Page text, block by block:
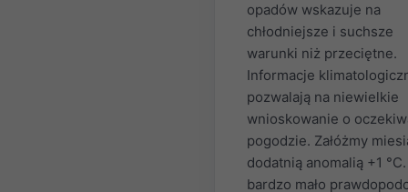
opadów wskazuje na
chłodniejsze i suchsze
warunki niż przeciętne.
Informacje
pozwalają na niewielkie
wnioskowanie o
pogodzie. Załóżmy
dodatnią anomalią +1
bardzo mało